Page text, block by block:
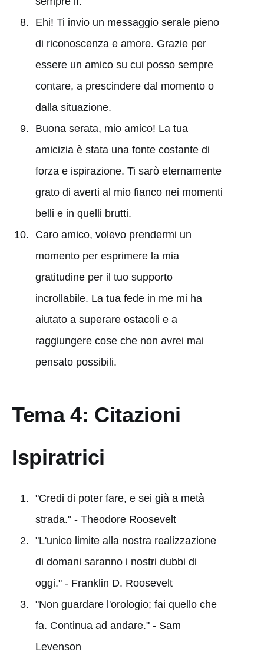
Ehi! Ti invio un messaggio serale pieno
di riconoscenza e amore. Grazie per
essere un amico su cui posso sempre
contare, a prescindere dal momento o
dalla situazione.
Buona serata, mio amico! La tua
amicizia è stata una fonte costante di
forza e ispirazione. Ti sarò eternamente
grato di averti al mio fianco nei momenti
belli e in quelli brutti.
Caro amico, volevo prendermi un
momento per esprimere la mia
gratitudine per il tuo supporto
incrollabile. La tua fede in me mi ha
aiutato a superare ostacoli e a
raggiungere cose che non avrei mai
pensato possibili.
Tema 4: Citazioni
Ispiratrici
"Credi di poter fare, e sei già a metà
strada." - Theodore Roosevelt
"L'unico limite alla nostra realizzazione
di domani saranno i nostri dubbi di
oggi." - Franklin D. Roosevelt
"Non guardare l'orologio; fai quello che
fa. Continua ad andare." - Sam
Levenson